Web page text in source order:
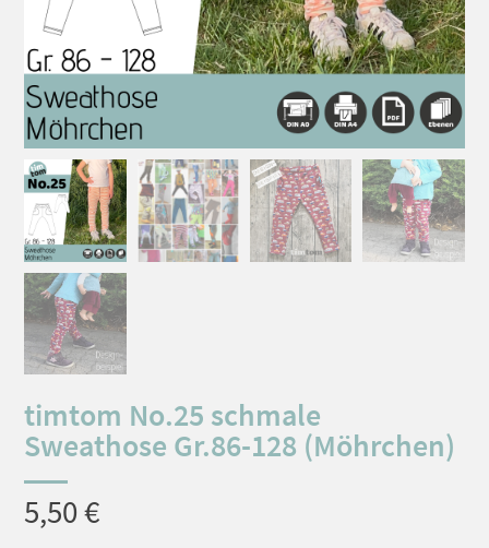
timtom No.25 schmale
Sweathose Gr.86-128 (Möhrchen)
5,50€